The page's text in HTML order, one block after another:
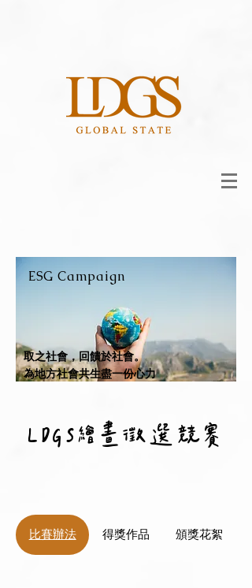
ESG Campaign
​取之社會，回饋於社會。
為地方社會共生盡一份心力
LDGS繪畫徵選競賽
比賽辦法 得獎作品 頒獎花絮